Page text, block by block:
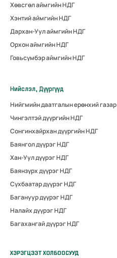
Хөвсгөл аймгийн НДГ
Хэнтий аймгийн НДГ
Дархан-Уул аймгийн НДГ
Орхон аймгийн НДГ
Говьсүмбэр аймгийн НДГ
Нийслэл, Дүүргүүд
Нийгмийн даатгалын ерөнхий газар
Чингэлтэй дүүргийн НДГ
Сонгинхайрхан дүүргийн НДГ
Баянгол дүүрэг НДГ
Хан-Уул дүүрэг НДГ
Баянзүрх дүүрэг НДГ
Сүхбаатар дүүрэг НДГ
Багануур дүүрэг НДГ
Налайх дүүрэг НДГ
Багахангай дүүрэг НДГ
ХЭРЭГЦЭЭТ ХОЛБООСУУД